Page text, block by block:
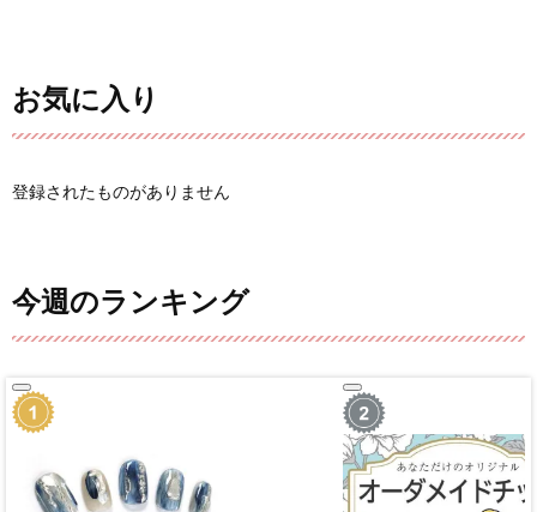
お気に入り
登録されたものがありません
今週のランキング